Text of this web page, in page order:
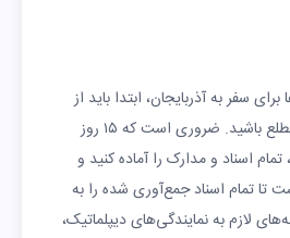
سفر به آذربایجان، ابتدا باید از
شرایط ویزای آذربایجان مطلع باشید. ضروری است که ۱۵ روز
اسناد و مدارک را آماده کنید و
تا تمام اسناد جمع‌آوری شده را به
لازم به نمایندگی‌های دیپلماتیک،